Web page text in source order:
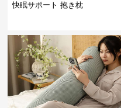
快眠サポート 抱き枕